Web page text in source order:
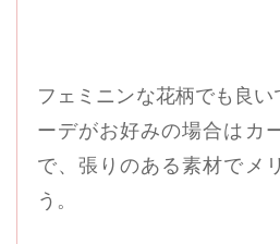
フェミニンな花柄でも良
ーデがお好みの場合はカ
で、張りのある素材でメ
う。